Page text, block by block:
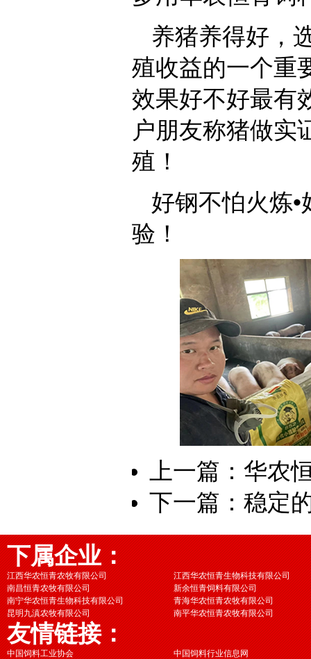
养猪养得好，
殖收益的一个重
效果好不好最有
户朋友称猪做实
殖！
好钢不怕火炼
验！
上一篇： 华农
下一篇： 稳定
下属企业：
江西华农恒青农牧有限公司
江西华农恒青生物科技有限公司
南昌恒青农牧有限公司
新余恒青饲料有限公司
南宁华农恒青生物科技有限公司
青海华农恒青农牧有限公司
昆明九滇农牧有限公司
南平华农恒青农牧有限公司
友情链接：
中国饲料工业协会 中国饲料行业信息网